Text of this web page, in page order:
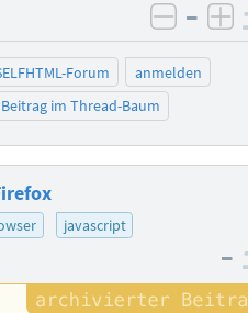
–
Forum
anmelden
Beitrag im Thread-Baum
javascript
–